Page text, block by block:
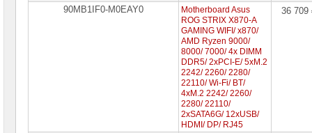
90MB1IF0-M0EAY0
Motherboard Asus
ROG STRIX X870-A
GAMING WIFI/ х870/
AMD Ryzen 9000/
8000/ 7000/ 4x DIMM
DDR5/ 2xPCI-E/ 5xM.2
2242/ 2260/ 2280/
22110/ Wi-Fi/ BT/
4xM.2 2242/ 2260/
2280/ 22110/
2xSATA6G/ 12xUSB/
HDMI/ DP/ RJ45
36